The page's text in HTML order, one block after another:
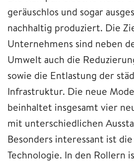
geräuschlos und sogar
nachhaltig produziert. Die
Unternehmens sind neben
Umwelt auch die
sowie die Entlastung der
Infrastruktur. Die neue
beinhaltet insgesamt vier
mit unterschiedlichen
Besonders interessant ist
Technologie. In den Rollern